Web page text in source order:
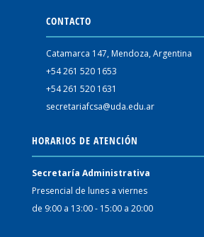
CONTACTO
Catamarca 147, Mendoza, Argentina
+54 261 520 1653
+54 261 520 1631
secretariafcsa@uda.edu.ar
HORARIOS DE ATENCIÓN
Secretaría Administrativa
Presencial de lunes a viernes
de 9:00 a 13:00 - 15:00 a 20:00